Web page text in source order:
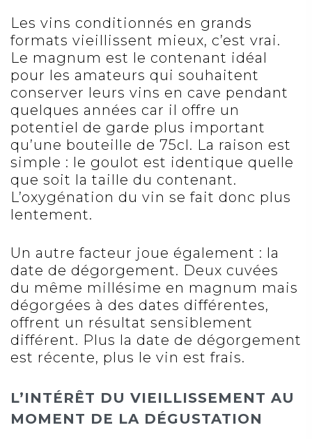
Les vins conditionnés en grands
formats vieillissent mieux, c’est vrai.
Le magnum est le contenant idéal
pour les amateurs qui souhaitent
conserver leurs vins en cave pendant
quelques années car il offre un
potentiel de garde plus important
qu’une bouteille de 75cl. La raison est
simple : le goulot est identique quelle
que soit la taille du contenant.
L’oxygénation du vin se fait donc plus
lentement.
Un autre facteur joue également : la
date de dégorgement. Deux cuvées
du même millésime en magnum mais
dégorgées à des dates différentes,
offrent un résultat sensiblement
différent. Plus la date de dégorgement
est récente, plus le vin est frais.
L’INTÉRÊT DU VIEILLISSEMENT AU
MOMENT DE LA DÉGUSTATION